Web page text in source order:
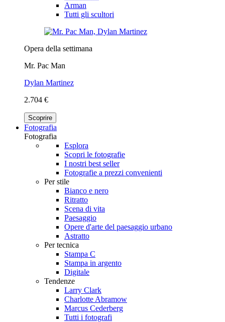
Arman
Tutti gli scultori
Opera della settimana
Mr. Pac Man
Dylan Martinez
2.704 €
Scoprire
Fotografia
Fotografia
Esplora
Scopri le fotografie
I nostri best seller
Fotografie a prezzi convenienti
Per stile
Bianco e nero
Ritratto
Scena di vita
Paesaggio
Opere d'arte del paesaggio urbano
Astratto
Per tecnica
Stampa C
Stampa in argento
Digitale
Tendenze
Larry Clark
Charlotte Abramow
Marcus Cederberg
Tutti i fotografi